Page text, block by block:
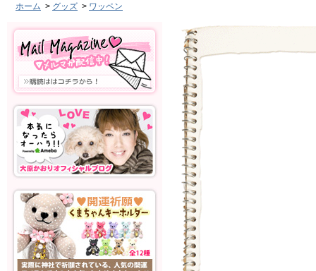
ホーム > グッズ > ワッペン